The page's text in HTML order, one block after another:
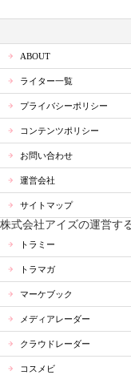
ABOUT
ライター一覧
プライバシーポリシー
コンテンツポリシー
お問い合わせ
運営会社
サイトマップ
株式会社アイズの運営す
トラミー
トラマガ
マーケブック
メディアレーダー
クラウドレーダー
コスメビ